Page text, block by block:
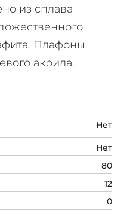
из сплава
Плафоны
акрила.
Нет
Нет
80
12
0